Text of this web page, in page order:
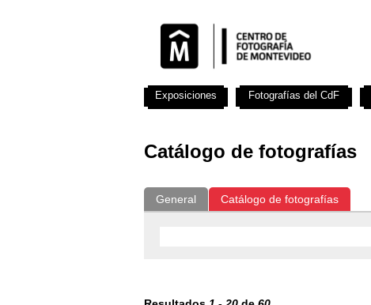
Catálogo de fotografías
General Catálogo de fotografías
Exposiciones Fotografías del CdF